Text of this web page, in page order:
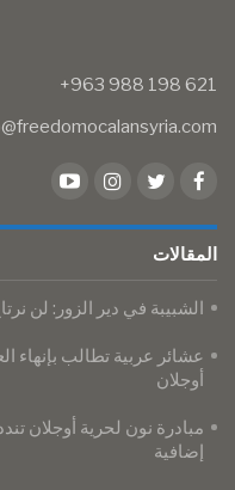
المقالات
​​​​​​​الشبيبة في دير الزور: لن
عشائر عربية تطالب بإنهاء
أوجلان
إضافية